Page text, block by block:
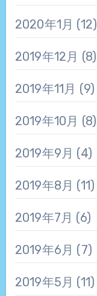
2020年1月 (12)
2019年12月 (8)
2019年11月 (9)
2019年10月 (8)
2019年9月 (4)
2019年8月 (11)
2019年7月 (6)
2019年6月 (7)
2019年5月 (11)